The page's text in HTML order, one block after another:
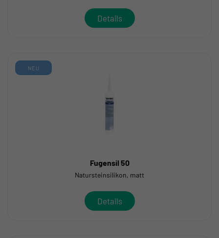
Details
NEU
Fugensil 50
Natursteinsilikon, matt
Details